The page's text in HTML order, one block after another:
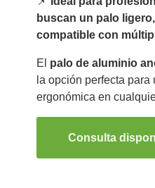
buscan un palo
compatible con
El palo de aluminio
la opción perfecta
ergonómica en
Consulta